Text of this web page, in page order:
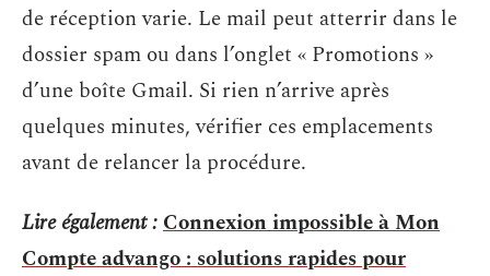
de réception varie. Le mail peut atterrir dans le
dossier spam ou dans l’onglet « Promotions »
d’une boîte Gmail. Si rien n’arrive après
quelques minutes, vérifier ces emplacements
avant de relancer la procédure.
Lire également :Connexion impossible à Mon
Compte advango : solutions rapides pour